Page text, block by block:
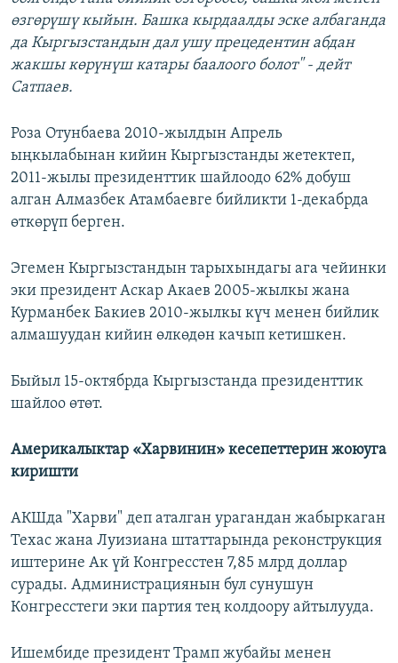
өзгөрүшү кыйын. Башка кырдаалды эске албаганда
да Кыргызстандын дал ушу прецедентинабдан
жакшы көрүнүш катары баалоого болот" - дейт
Сатпаев.
Роза Отунбаева 2010-жылдын Апрель
ыңкылабынан кийин Кыргызстанды жетектеп,
2011-жылы президенттик шайлоодо 62% добуш
алган Алмазбек Атамбаевге бийликти 1-декабрда
өткөрүп берген.
Эгемен Кыргызстандын тарыхындагы ага чейинки
эки президент Аскар Акаев 2005-жылкы жана
Курманбек Бакиев 2010-жылкы күч менен бийлик
алмашуудан кийин өлкөдөн качып кетишкен.
Быйыл 15-октябрда Кыргызстанда президенттик
шайлоо өтөт.
Америкалыктар «Харвинин» кесепеттерин жоюуга
киришти
АКШда "Харви" деп аталган урагандан жабыркаган
Техас жана Луизиана штаттарында реконструкция
иштерине Ак үй Конгресстен 7,85 млрд доллар
сурады. Администрациянын бул сунушун
Конгресстеги эки партия тең колдоору айтылууда.
Ишембиде президент Трамп жубайы менен